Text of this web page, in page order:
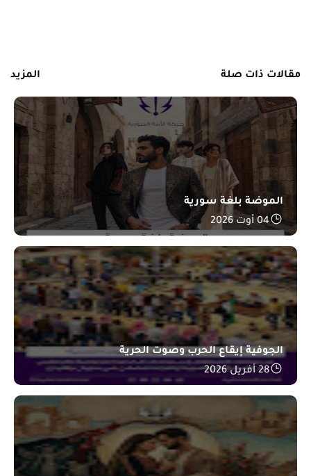
مقالات ذات صلة المزيد
الموضة بلغة سورية
04 أوت 2026
الجوفية إيقاع الحرب وصوت الحرية
28 أفريل 2026